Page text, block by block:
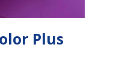
Plus